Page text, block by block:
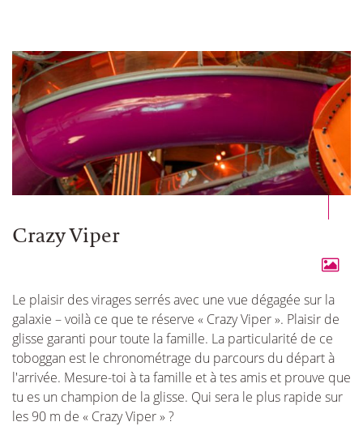
Crazy Viper
Le plaisir des virages serrés avec une vue dégagée sur la
galaxie – voilà ce que te réserve « Crazy Viper ». Plaisir de
glisse garanti pour toute la famille. La particularité de ce
toboggan est le chronométrage du parcours du départ à
l'arrivée. Mesure-toi à ta famille et à tes amis et prouve que
tu es un champion de la glisse. Qui sera le plus rapide sur
les 90 m de « Crazy Viper » ?